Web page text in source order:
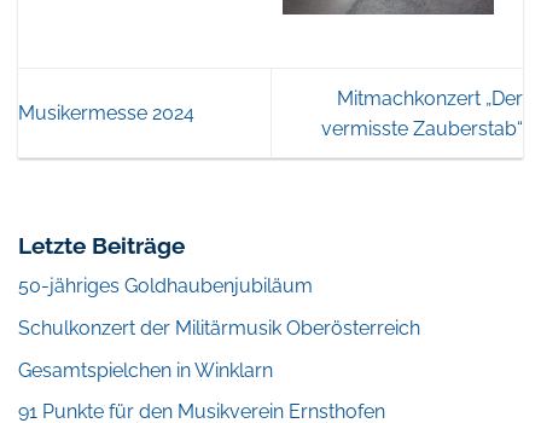
Musikermesse 2024
Mitmachkonzert „Der
vermisste Zauberstab“
Letzte Beiträge
50-jähriges Goldhaubenjubiläum
Schulkonzert der Militärmusik Oberösterreich
Gesamtspielchen in Winklarn
91 Punkte für den Musikverein Ernsthofen